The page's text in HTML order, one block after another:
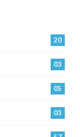
20
03
05
03